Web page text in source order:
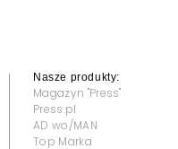
Nasze produkty:
Magazyn "Press"
Press.pl
AD wo/MAN
Top Marka